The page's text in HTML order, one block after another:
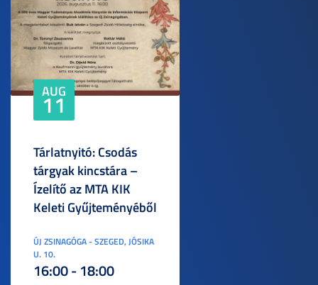
AUG
11
Tárlatnyitó: Csodás
tárgyak kincstára –
Ízelítő az MTA KIK
Keleti Gyűjteményéből
ÚJ ZSINAGÓGA - SZEGED, JÓSIKA
U. 10.
16:00 - 18:00